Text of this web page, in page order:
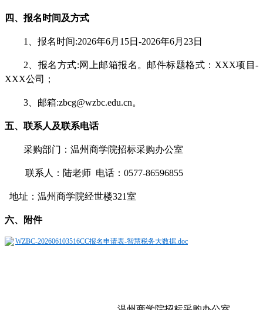
四、报名时间及方式
1、报名时间:2026年6月15日-2026年6月23日
2、 报名方式:网上邮箱报名。邮件标题格式：XXX项目-
XXX公司；
3、 邮箱:zbcg@wzbc.edu.cn。
五、联系人及联系电话
采购部门：温州商学院招标采购办公室
联系人： 陆老师 电话：0577-86596855
地址： 温州商学院经世楼321室
六、附件
WZBC-202606103516CC报名申请表-智慧税务大数据.doc